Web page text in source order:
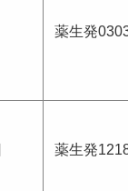
薬生発
薬生発